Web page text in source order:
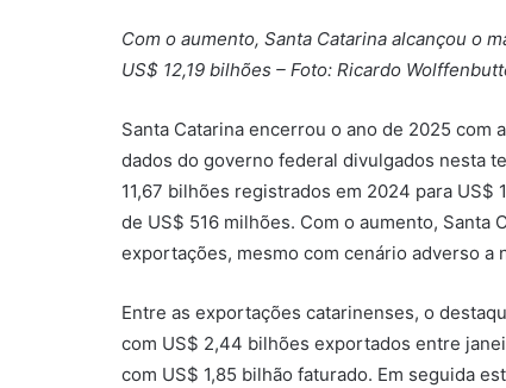
Com o aumento, Santa Catarina alcançou o
US$ 12,19 bilhões – Foto: Ricardo
Santa Catarina encerrou o ano de 2025
dados do governo federal divulgados nesta
11,67 bilhões registrados em 2024 para US$
de US$ 516 milhões. Com o aumento, Santa
exportações, mesmo com cenário adverso a
Entre as exportações catarinenses, o
com US$ 2,44 bilhões exportados entre
com US$ 1,85 bilhão faturado. Em seguida